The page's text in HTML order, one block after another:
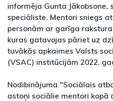
informēja Gunta Jākobsone,
speciāliste. Mentori sniegs
personām ar garīga
kuras gatavojas pāriet uz
tuvākās apkaimes Valsts
(VSAC) institūcijām 2022.
Nodibinājuma "Sociālais
astoņi sociālie mentori kopā